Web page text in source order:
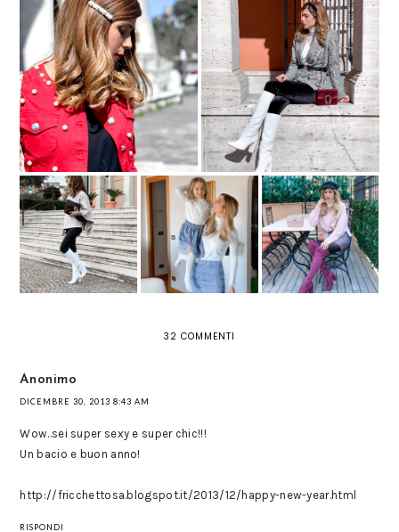
FERMAGLI PER CAPELLI:
SPOPOLA IL TREND DELLE HAIR
CLIP
STIVALI BIANCHI: TUTTO
QUELLO CHE DEVI SAPERE SU
QUESTO TREND
PONCHO A COLLO
ALTO: MUST HAVE
INVERNALE
MINISTAR WEARS
THE FAMILY -
VESTITI
COORDINATI
MAMMA E FIGLI
MAGLIONE
OVERSIZE: IL CAPO
INVERNALE
PERFETTO
32 COMMENTI
Anonimo
DICEMBRE 30, 2013 8:43 AM
Wow..sei super sexy e super chic!!!
Un bacio e buon anno!
http://fricchettosa.blogspot.it/2013/12/happy-new-year.html
RISPONDI